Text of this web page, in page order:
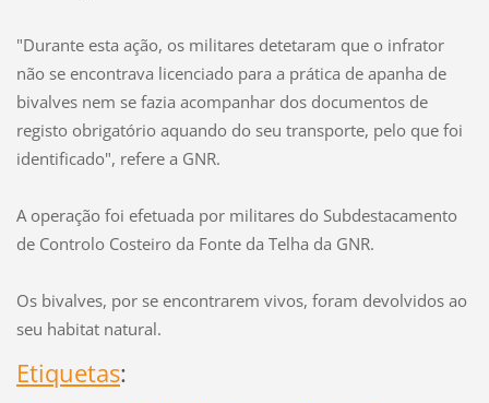
"Durante esta ação, os militares detetaram que o infrator
não se encontrava licenciado para a prática de apanha de
bivalves nem se fazia acompanhar dos documentos de
registo obrigatório aquando do seu transporte, pelo que foi
identificado", refere a GNR.
A operação foi efetuada por militares do Subdestacamento
de Controlo Costeiro da Fonte da Telha da GNR.
Os bivalves, por se encontrarem vivos, foram devolvidos ao
seu habitat natural.
Etiquetas: